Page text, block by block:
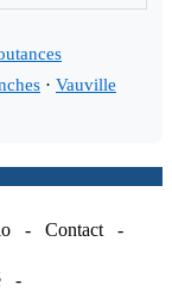
· Vauville
- Contact -
-